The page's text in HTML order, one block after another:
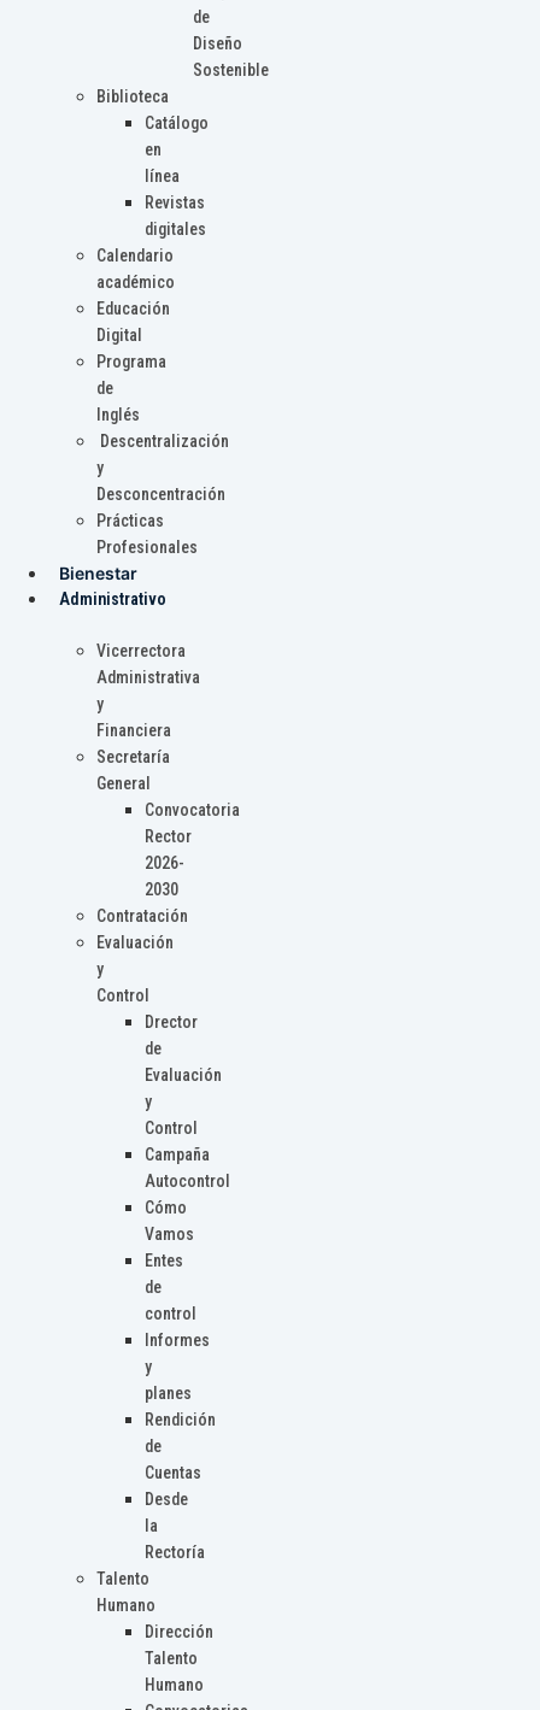
de
Diseño
Sostenible
Biblioteca
Catálogo
en
línea
Revistas
digitales
Calendario
académico
Educación
Digital
Programa
de
Inglés
Descentralización
y
Desconcentración
Prácticas
Profesionales
Bienestar
Administrativo
Vicerrectora
Administrativa
y
Financiera
Secretaría
General
Convocatoria
Rector
2026-
2030
Contratación
Evaluación
y
Control
Drector
de
Evaluación
y
Control
Campaña
Autocontrol
Cómo
Vamos
Entes
de
control
Informes
y
planes
Rendición
de
Cuentas
Desde
la
Rectoría
Talento
Humano
Dirección
Talento
Humano